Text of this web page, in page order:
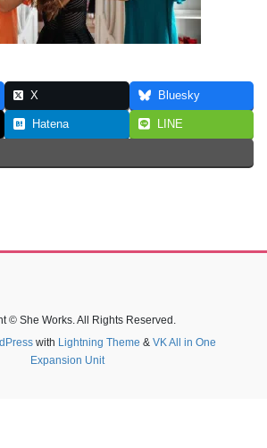
X Bluesky
Hatena LINE
© She Works. All Rights Reserved.
with Lightning Theme & VK All in One
Expansion Unit